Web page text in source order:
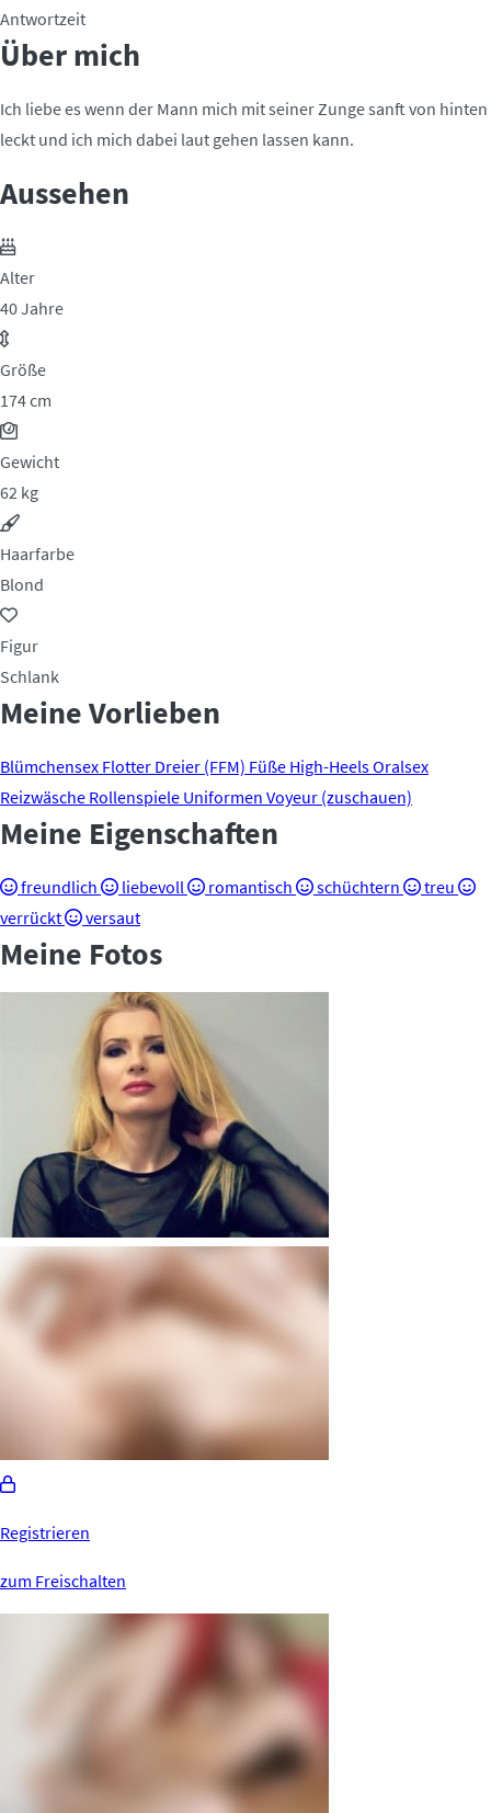
Antwortzeit
Über mich
Ich liebe es wenn der Mann mich mit seiner Zunge sanft von hinten
leckt und ich mich dabei laut gehen lassen kann.
Aussehen
Alter
40 Jahre
Größe
174 cm
Gewicht
62 kg
Haarfarbe
Blond
Figur
Schlank
Meine Vorlieben
Blümchensex Flotter Dreier (FFM) Füße High-HeelsOralsex
Reizwäsche Rollenspiele Uniformen Voyeur (zuschauen)
Meine Eigenschaften
freundlich liebevoll romantisch schüchtern
treu
verrückt
versaut
Meine Fotos
Registrieren
zum Freischalten